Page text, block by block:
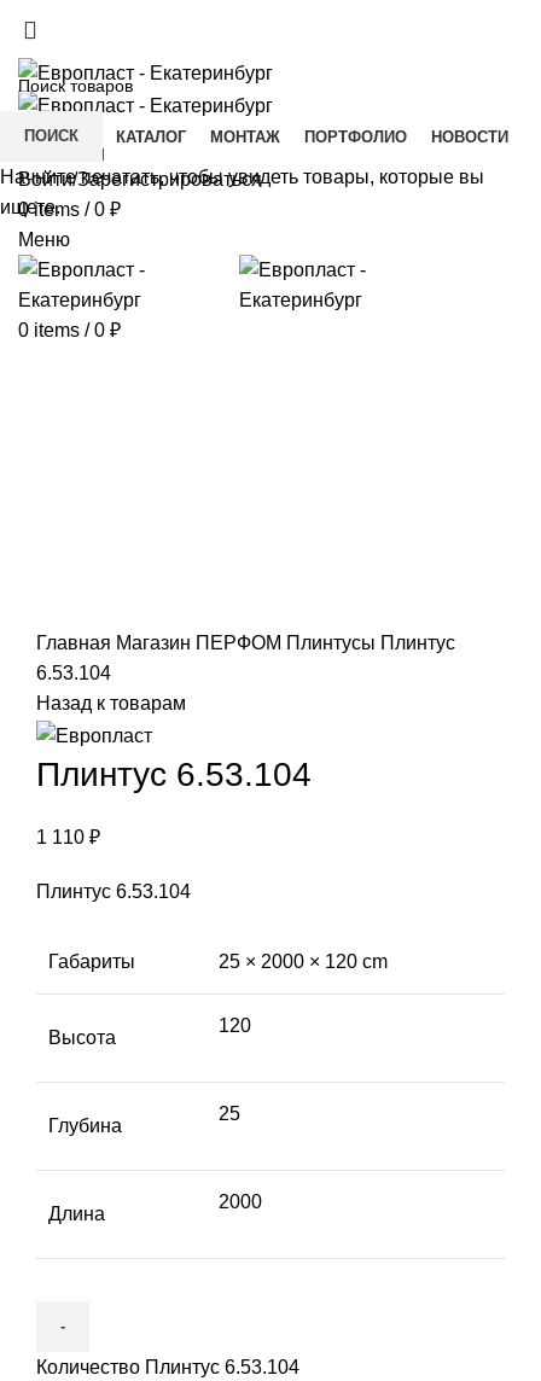
ГЛАВНАЯ КАТАЛОГ МОНТАЖ ПОРТФОЛИО
НОВОСТИ
КОНТАКТЫ
Войти/Зарегистрироваться
0items / 0 ₽
Меню
0 items / 0 ₽
Главная Магазин ПЕРФОМ Плинтусы Плинтус
6.53.104
Назад к товарам
Плинтус 6.53.104
1 110 ₽
Плинтус 6.53.104
Габариты 25 × 2000 × 120 cm
Высота
120
Глубина
25
Длина
2000
Количество Плинтус 6.53.104
ПОИСК
Начните печатать, чтобы увидеть товары, которые вы
ищете.